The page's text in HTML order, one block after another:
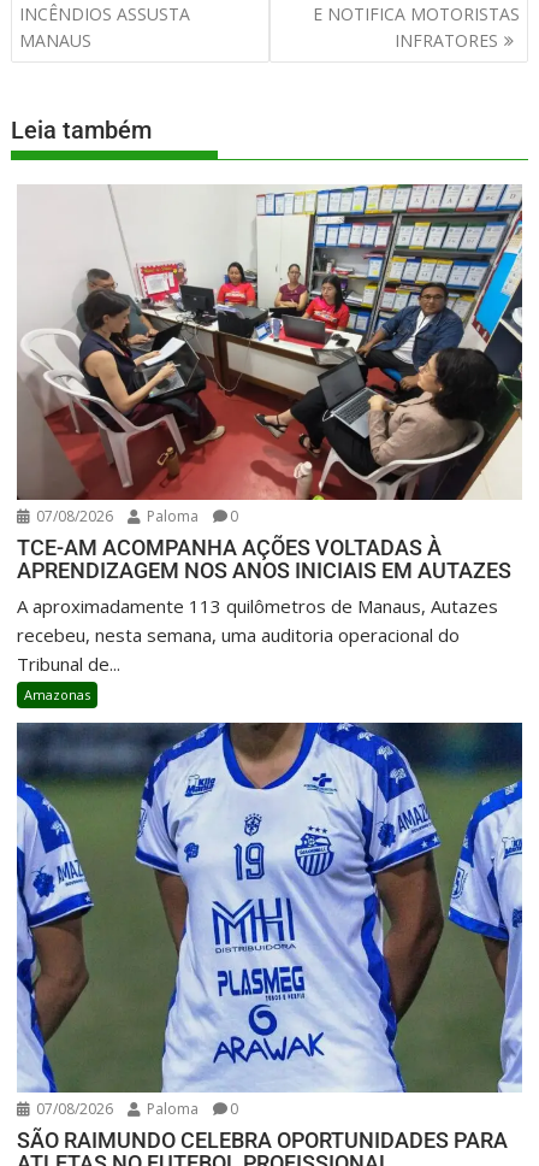
INCÊNDIOS ASSUSTA
MANAUS
E NOTIFICA MOTORISTAS
INFRATORES
Leia também
07/08/2026 Paloma 0
TCE-AM ACOMPANHA AÇÕES VOLTADAS À
APRENDIZAGEM NOS ANOS INICIAIS EM AUTAZES
A aproximadamente 113 quilômetros de Manaus, Autazes
recebeu, nesta semana, uma auditoria operacional do
Tribunal de...
Amazonas
07/08/2026 Paloma 0
SÃO RAIMUNDO CELEBRA OPORTUNIDADES PARA